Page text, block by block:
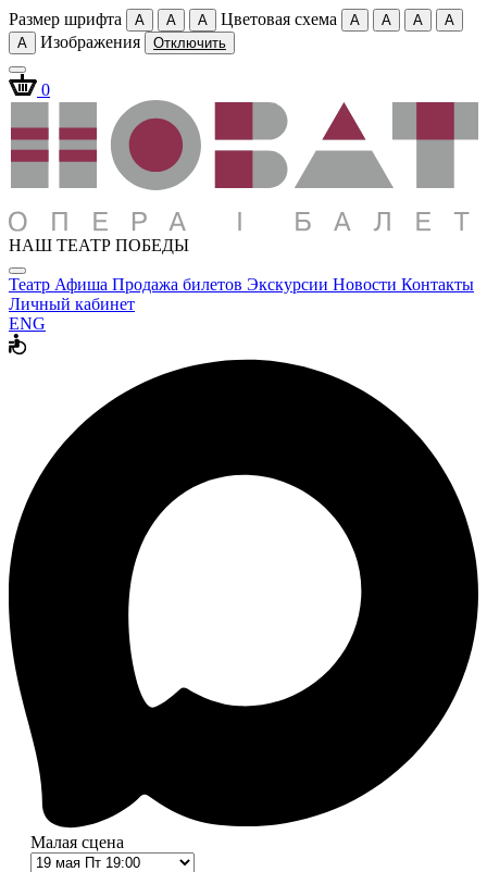
Размер шрифта A A A Цветовая схема A A A
A
A
Изображения Отключить
0
НАШ ТЕАТР ПОБЕДЫ
Театр Афиша Продажа билетов Экскурсии Новости Контакты
Личный кабинет
ENG
Малая сцена